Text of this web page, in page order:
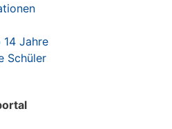
14 Jahre
Schüler